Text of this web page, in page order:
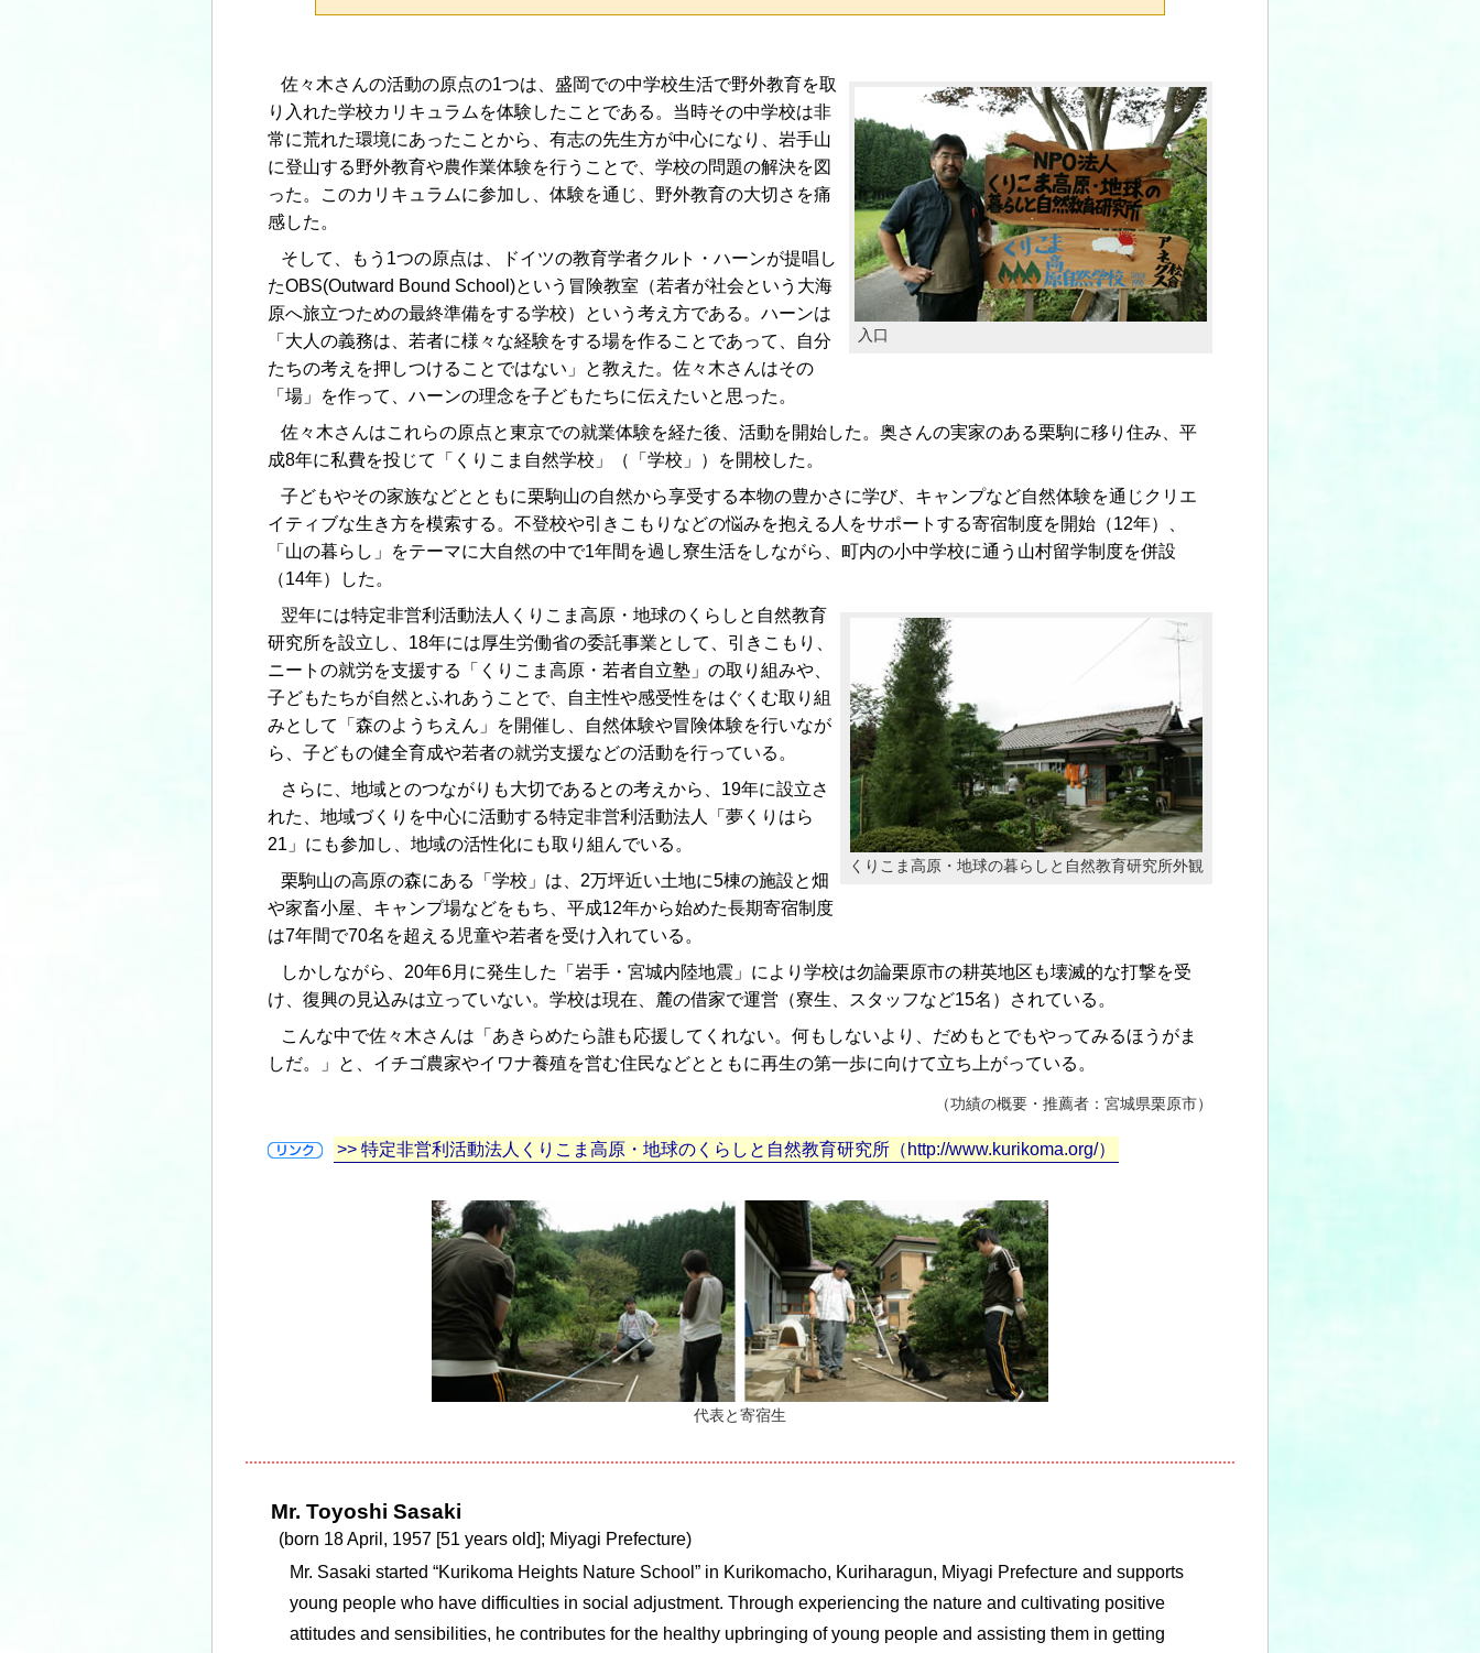
入口
佐々木さんの活動の原点の1つは、盛岡での中学校生活で野外教育を取
り入れた学校カリキュラムを体験したことである。当時その中学校は非
常に荒れた環境にあったことから、有志の先生方が中心になり、岩手山
に登山する野外教育や農作業体験を行うことで、学校の問題の解決を図
った。このカリキュラムに参加し、体験を通じ、野外教育の大切さを痛
感した。
そして、もう1つの原点は、ドイツの教育学者クルト・ハーンが提唱し
たOBS(Outward Bound School)という冒険教室（若者が社会という大海
原へ旅立つための最終準備をする学校）という考え方である。ハーンは
「大人の義務は、若者に様々な経験をする場を作ることであって、自分
たちの考えを押しつけることではない」と教えた。佐々木さんはその
「場」を作って、ハーンの理念を子どもたちに伝えたいと思った。
佐々木さんはこれらの原点と東京での就業体験を経た後、活動を開始した。奥さんの実家のある栗駒に移り住み、平
成8年に私費を投じて「くりこま自然学校」（「学校」）を開校した。
子どもやその家族などとともに栗駒山の自然から享受する本物の豊かさに学び、キャンプなど自然体験を通じクリエ
イティブな生き方を模索する。不登校や引きこもりなどの悩みを抱える人をサポートする寄宿制度を開始（12年）、
「山の暮らし」をテーマに大自然の中で1年間を過し寮生活をしながら、町内の小中学校に通う山村留学制度を併設
（14年）した。
くりこま高原・地球の暮らしと自然教育研究所外観
翌年には特定非営利活動法人くりこま高原・地球のくらしと自然教育
研究所を設立し、18年には厚生労働省の委託事業として、引きこもり、
ニートの就労を支援する「くりこま高原・若者自立塾」の取り組みや、
子どもたちが自然とふれあうことで、自主性や感受性をはぐくむ取り組
みとして「森のようちえん」を開催し、自然体験や冒険体験を行いなが
ら、子どもの健全育成や若者の就労支援などの活動を行っている。
さらに、地域とのつながりも大切であるとの考えから、19年に設立さ
れた、地域づくりを中心に活動する特定非営利活動法人「夢くりはら
21」にも参加し、地域の活性化にも取り組んでいる。
栗駒山の高原の森にある「学校」は、2万坪近い土地に5棟の施設と畑
や家畜小屋、キャンプ場などをもち、平成12年から始めた長期寄宿制度
は7年間で70名を超える児童や若者を受け入れている。
しかしながら、20年6月に発生した「岩手・宮城内陸地震」により学校は勿論栗原市の耕英地区も壊滅的な打撃を受
け、復興の見込みは立っていない。学校は現在、麓の借家で運営（寮生、スタッフなど15名）されている。
こんな中で佐々木さんは「あきらめたら誰も応援してくれない。何もしないより、だめもとでもやってみるほうがま
しだ。」と、イチゴ農家やイワナ養殖を営む住民などとともに再生の第一歩に向けて立ち上がっている。
（功績の概要・推薦者：宮城県栗原市）
>> 特定非営利活動法人くりこま高原・地球のくらしと自然教育研究所（http://www.kurikoma.org/）
代表と寄宿生
Mr. Toyoshi Sasaki
(born 18 April, 1957 [51 years old]; Miyagi Prefecture)
Mr. Sasaki started “Kurikoma Heights Nature School” in Kurikomacho, Kuriharagun, Miyagi Prefecture and supports
young people who have difficulties in social adjustment. Through experiencing the nature and cultivating positive
attitudes and sensibilities, he contributes for the healthy upbringing of young people and assisting them in getting